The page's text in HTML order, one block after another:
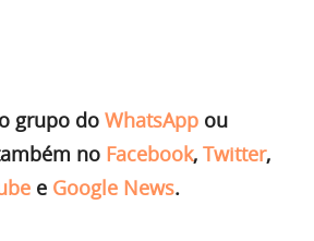
grupo do WhatsApp ou
no Facebook, Twitter,
e Google News.